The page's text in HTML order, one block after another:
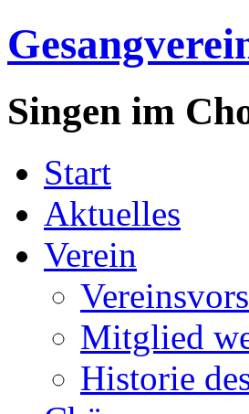
Singen im
Start
Aktuelles
Verein
Mitglied
Historie